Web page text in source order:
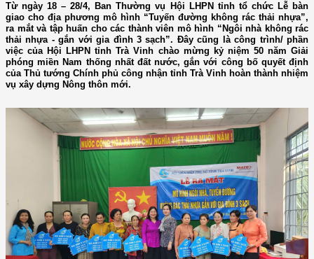
Từ ngày 18 – 28/4, Ban Thường vụ Hội LHPN tỉnh tổ chức Lễ bàn
giao cho địa phương mô hình “Tuyến đường không rác thải nhựa”,
ra mắt và tập huấn cho các thành viên mô hình “Ngôi nhà không rác
thải nhựa - gắn với gia đình 3 sạch”. Đây cũng là công trình/ phần
việc của Hội LHPN tỉnh Trà Vinh chào mừng kỷ niệm 50 năm Giải
phóng miền Nam thống nhất đất nước, gắn với công bố quyết định
của Thủ tướng Chính phủ công nhận tỉnh Trà Vinh hoàn thành nhiệm
vụ xây dựng Nông thôn mới.